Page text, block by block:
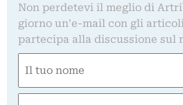
Non perdetevi il meglio di
giorno un'e-mail con gli
partecipa alla discussione sul
(Obbligatorio)
Nome